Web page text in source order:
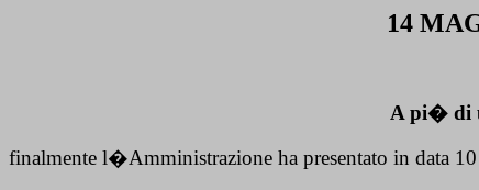
14
A pi� di
finalmente l�Amministrazione ha presentato in data